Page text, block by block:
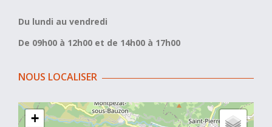
Du lundi au vendredi
De 09h00 à 12h00 et de 14h00 à 17h00
NOUS LOCALISER
+